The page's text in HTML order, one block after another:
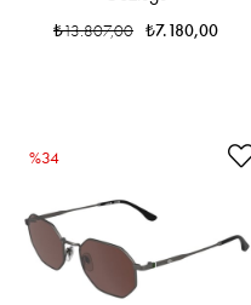
₺7.180,00
₺13.807,00
%34